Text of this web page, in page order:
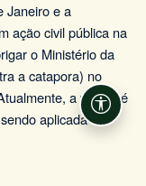
Janeiro e a
ação civil pública na
o Ministério da
a catapora) no
a vacina é
aplicada em